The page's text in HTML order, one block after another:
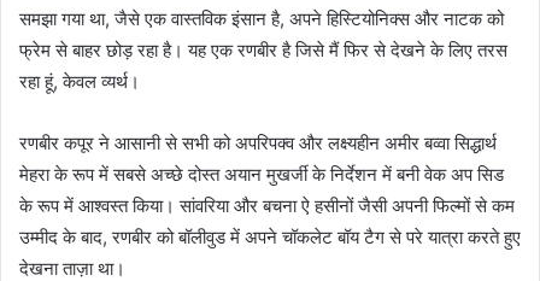
समझा गया था, जैसे एक वास्तविक इंसान है, अपने हिस्टियोनिक्स और नाटक को
फ्रेम से बाहर छोड़ रहा है। यह एक रणबीर है जिसे मैं फिर से देखने के लिए तरस
रहा हूं, केवल व्यर्थ।
रणबीर कपूर ने आसानी से सभी को अपरिपक्व और लक्ष्यहीन अमीर बव्वा सिद्धार्थ
मेहरा के रूप में सबसे अच्छे दोस्त अयान मुखर्जी के निर्देशन में बनी वेक अप सिड
के रूप में आश्वस्त किया। सांवरिया और बचना ऐ हसीनों जैसी अपनी फिल्मों से कम
उम्मीद के बाद, रणबीर को बॉलीवुड में अपने चॉकलेट बॉय टैग से परे यात्रा करते हुए
देखना ताज़ा था।